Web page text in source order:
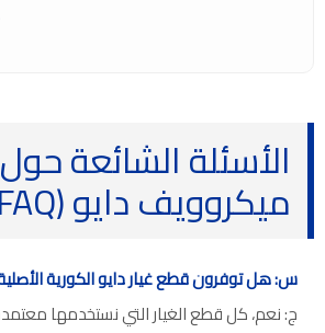
الأسئلة الشائعة
ميكروويف دايو (FAQ)
س: هل توفرون قطع غيار دايو الكورية
ج: نعم، كل قطع الغيار التي نستخدمها